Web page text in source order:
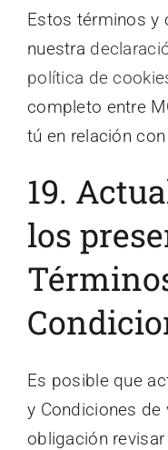
Estos términos y
nuestra
política de
completo entre
tú en relación
19.
los
Es posible que
y Condiciones
obligación